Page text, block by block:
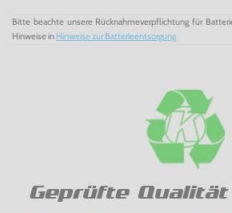
Bitte beachte unsere Rücknahmeverpflichtung für
Hinweise in Hinweise zur Batterieentsorgung
Geprüfte Qualität